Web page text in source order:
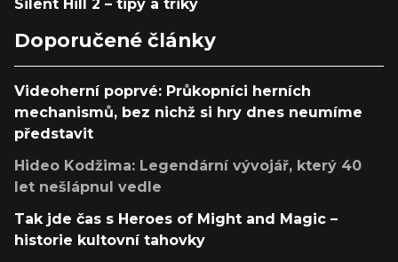
Silent Hill 2 – tipy a triky
Doporučené články
Videoherní poprvé: Průkopníci herních
mechanismů, bez nichž si hry dnes neumíme
představit
Hideo Kodžima: Legendární vývojář, který 40
let nešlápnul vedle
Tak jde čas s Heroes of Might and Magic –
historie kultovní tahovky